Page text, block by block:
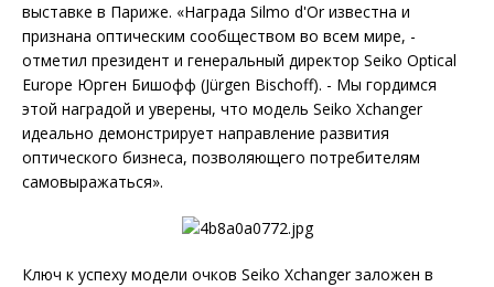
выставке в Париже. «Награда Silmo d'Or известна и
признана оптическим сообществом во всем мире, -
отметил президент и генеральный директор Seiko Optical
Europe Юрген Бишофф (Jürgen Bischoff). - Мы гордимся
этой наградой и уверены, что модель Seiko Xchanger
идеально демонстрирует направление развития
оптического бизнеса, позволяющего потребителям
самовыражаться».
Ключ к успеху модели очков Seiko Xchanger заложен в